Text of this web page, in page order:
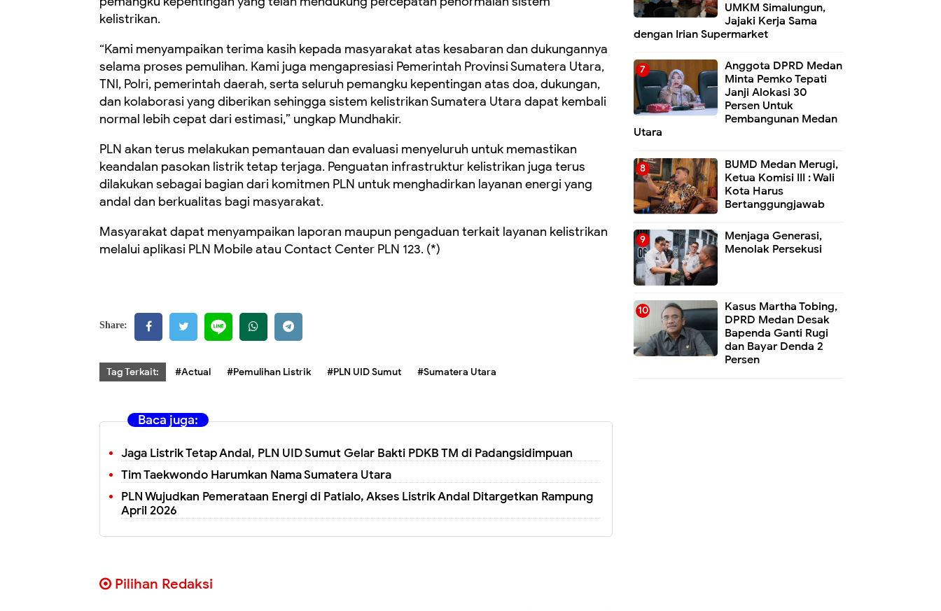
kelistrikan.
“Kami menyampaikan terima kasih kepada masyarakat atas kesabaran dan dukungannya
selama proses pemulihan. Kami juga mengapresiasi Pemerintah Provinsi Sumatera Utara,
TNI, Polri, pemerintah daerah, serta seluruh pemangku kepentingan atas doa, dukungan,
dan kolaborasi yang diberikan sehingga sistem kelistrikan Sumatera Utara dapat kembali
normal lebih cepat dari estimasi,” ungkap Mundhakir.
PLN akan terus melakukan pemantauan dan evaluasi menyeluruh untuk memastikan
keandalan pasokan listrik tetap terjaga. Penguatan infrastruktur kelistrikan juga terus
dilakukan sebagai bagian dari komitmen PLN untuk menghadirkan layanan energi yang
andal dan berkualitas bagi masyarakat.
Masyarakat dapat menyampaikan laporan maupun pengaduan terkait layanan kelistrikan
melalui aplikasi PLN Mobile atau Contact Center PLN 123. (*)
Share:
Tag Terkait: #Actual #Pemulihan Listrik #PLN UID Sumut #Sumatera Utara
Baca juga:
Jaga Listrik Tetap Andal, PLN UID Sumut Gelar Bakti PDKB TM di Padangsidimpuan
Tim Taekwondo Harumkan Nama Sumatera Utara
PLN Wujudkan Pemerataan Energi di Patialo, Akses Listrik Andal Ditargetkan Rampung
April 2026
Pilihan Redaksi
UMKM Simalungun,
Jajaki Kerja Sama
dengan Irian Supermarket
Anggota DPRD Medan
Minta Pemko Tepati
Janji Alokasi 30
Persen Untuk
Pembangunan Medan
Utara
BUMD Medan Merugi,
Ketua Komisi III : Wali
Kota Harus
Bertanggungjawab
Menjaga Generasi,
Menolak Persekusi
Kasus Martha Tobing,
DPRD Medan Desak
Bapenda Ganti Rugi
dan Bayar Denda 2
Persen